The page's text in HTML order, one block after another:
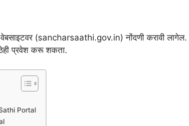
वेबसाइटवर (sancharsaathi.gov.in) नोंदणी करावी लागेल.
प्रवेश करू शकता.
Portal